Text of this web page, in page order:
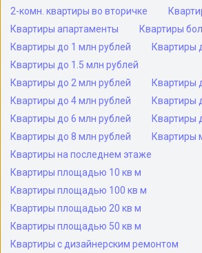
2-комн. квартиры во вторичке
Квартиры апартаменты
Квартиры
Квартиры до 1 млн рублей
Квартиры
Квартиры до 1.5 млн рублей
Квартиры до 2 млн рублей
Квартиры
Квартиры до 4 млн рублей
Квартиры
Квартиры до 6 млн рублей
Квартиры
Квартиры до 8 млн рублей
Квартиры
Квартиры на последнем этаже
Квартиры площадью 10 кв м
Квартиры площадью 100 кв м
Квартиры площадью 20 кв м
Квартиры площадью 50 кв м
Квартиры с дизайнерским ремонтом